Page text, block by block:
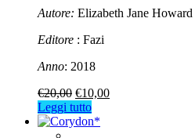
Autore: Elizabeth Jane Howard
Editore : Fazi
Anno: 2018
€20,00 Il
prezzo
originale
€10,00Il
Leggi tutto